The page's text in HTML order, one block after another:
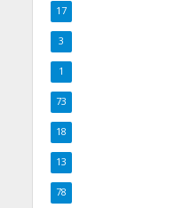
17
3
1
73
18
13
78